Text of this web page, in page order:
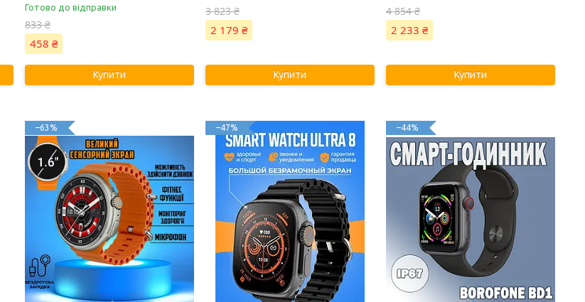
Готово до відправки
833 ₴
458 ₴
Купити
3 823 ₴
2 179 ₴
Купити
4 854 ₴
2 233 ₴
Купити
–63% –47% –44%